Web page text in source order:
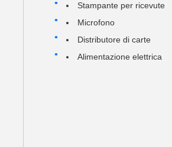
Stampante per ricevute
Microfono
Distributore di carte
Alimentazione elettrica